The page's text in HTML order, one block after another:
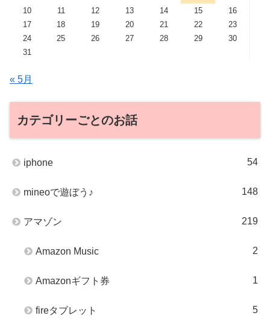
10
11 12 13 14 15
16
17
18 19 20 21 22
23
24
25 26 27 28 29
30
31
« 5月
カテゴリーごとのお話
iphone 54
mineoで遊ぼう♪ 148
アマゾン 219
Amazon Music 2
Amazonギフト券 1
fireタブレット 5